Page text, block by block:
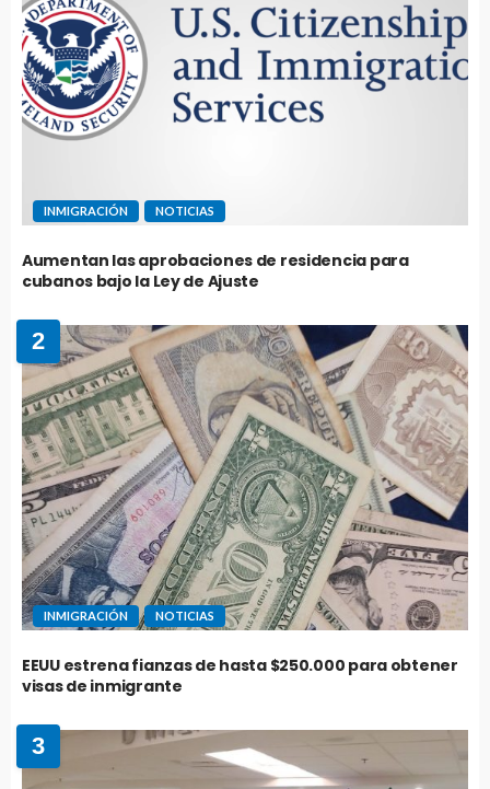
INMIGRACIÓN NOTICIAS
Aumentan las aprobaciones de residencia para
cubanos bajo la Ley de Ajuste
2
INMIGRACIÓN NOTICIAS
EEUU estrena fianzas de hasta $250.000 para obtener
visas de inmigrante
3